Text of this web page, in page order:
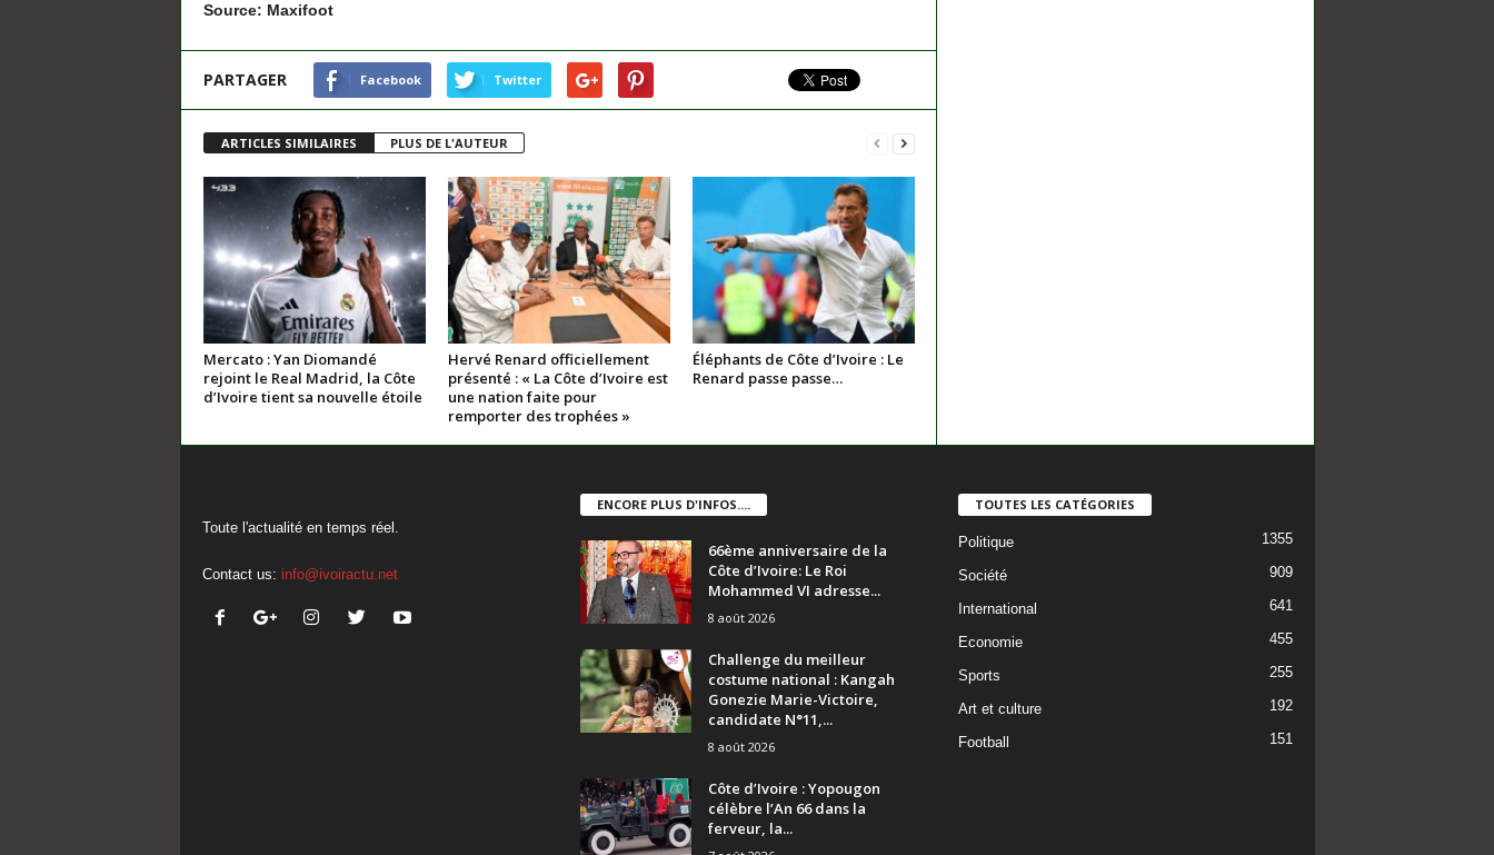
Source: Maxifoot
PARTAGER Facebook Twitter
ARTICLES SIMILAIRES PLUS DE L'AUTEUR
Mercato : Yan Diomandé
rejoint le Real Madrid, la Côte
d’Ivoire tient sa nouvelle étoile
Hervé Renard officiellement
présenté : « La Côte d’Ivoire est
une nation faite pour
remporter des trophées »
Éléphants de Côte d’Ivoire : Le
Renard passe passe…
Toute l'actualité en temps réel.
Contact us: info@ivoiractu.net
ENCORE PLUS D'INFOS....
66ème anniversaire de la
Côte d’Ivoire: Le Roi
Mohammed VI adresse...
8 août 2026
Challenge du meilleur
costume national : Kangah
Gonezie Marie-Victoire,
candidate N°11,...
8 août 2026
Côte d’Ivoire : Yopougon
célèbre l’An 66 dans la
ferveur, la...
TOUTES LES CATÉGORIES
Politique 1355
Société 909
International 641
Economie 455
Sports 255
Art et culture 192
Football 151